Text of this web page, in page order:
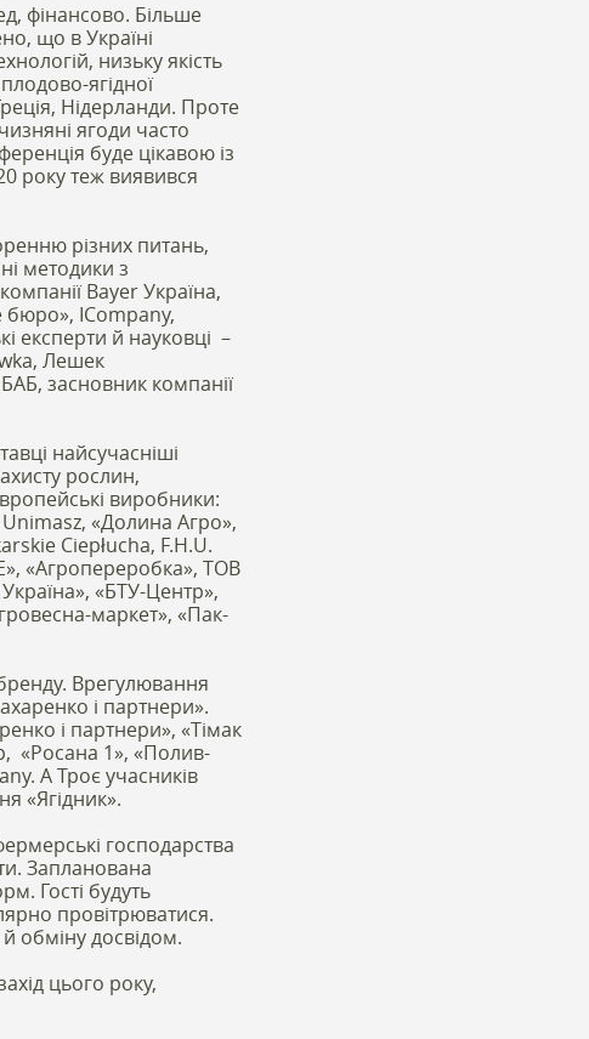
фінансово. Більше
що в Україні
низьку якість
ягідної
Нідерланди. Проте
ягоди часто
буде цікавою із
року теж виявився
різних питань,
методики з
Bayer Україна,
бюро», ICompany,
експерти й науковці –
Лешек
засновник компанії
найсучасніші
рослин,
виробники:
«Долина Агро»,
Ciepłucha, F.H.U.
«Агропереробка», ТОВ
«БТУ-Центр»,
маркет», «Пак-
Врегулювання
і партнери».
і партнери», «Тімак
«Росана 1», «Полив-
А Троє учасників
«Ягідник».
господарства
Запланована
Гості будуть
провітрюватися.
обміну досвідом.
цього року,